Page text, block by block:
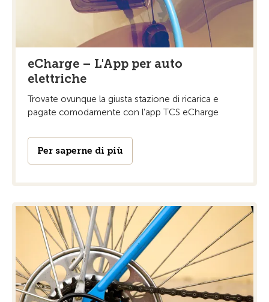
eCharge – L'App per auto
elettriche
Trovate ovunque la giusta stazione di ricarica e
pagate comodamente con l’app TCS eCharge
Per saperne di più